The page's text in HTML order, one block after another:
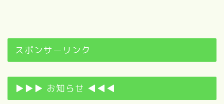
スポンサーリンク
▶▶▶ お知らせ ◀◀◀